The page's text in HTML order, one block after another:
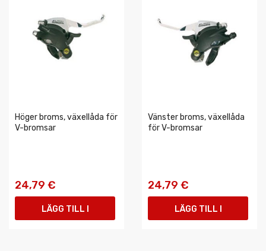
Höger broms, växellåda för
V-bromsar
24,79 €
LÄGG TILL I
Vänster broms, växellåda
för V-bromsar
24,79 €
LÄGG TILL I